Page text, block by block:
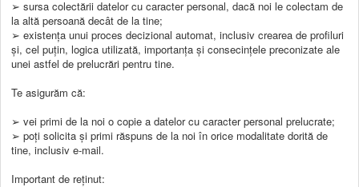
➢ sursa colectării datelor cu caracter personal, dacă noi le colectam de
la altă persoană decât de la tine;
➢ existența unui proces decizional automat, inclusiv crearea de profiluri
și, cel puțin, logica utilizată, importanța și consecințele preconizate ale
unei astfel de prelucrări pentru tine.
Te asigurăm că:
➢ vei primi de la noi o copie a datelor cu caracter personal prelucrate;
➢ poți solicita și primi răspuns de la noi în orice modalitate dorită de
tine, inclusiv e-mail.
Important de reținut: